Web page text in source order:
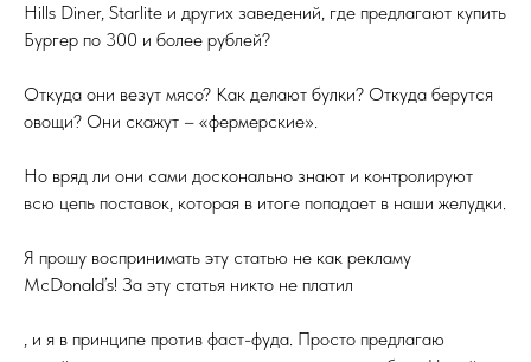
Hills Diner, Starlite и других заведений, где предлагают купить
Бургер по 300 и более рублей?
Откуда они везут мясо? Как делают булки? Откуда берутся
овощи? Они скажут – «фермерские».
Но вряд ли они сами досконально знают и контролируют
всю цепь поставок, которая в итоге попадает в наши желудки.
Я прошу воспринимать эту статью не как рекламу
McDonald’s! За эту статья никто не платил
, и я в принципе против фаст-фуда. Просто предлагаю